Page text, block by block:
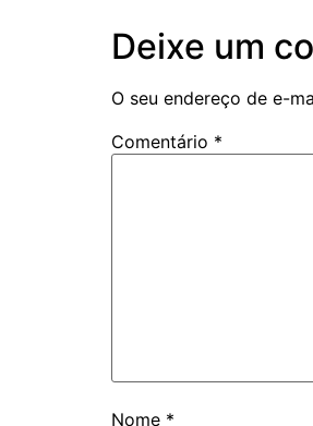
Deixe um
O seu endereço de e-
Comentário *
Nome *